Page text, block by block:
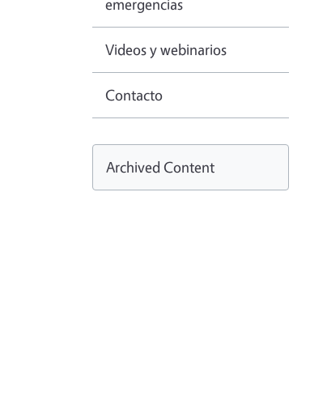
emergencias
Videos y webinarios
Contacto
Archived Content